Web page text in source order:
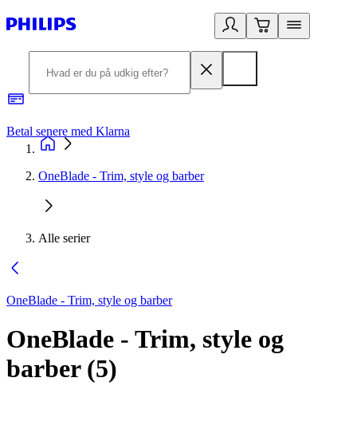
Betal senere med Klarna
OneBlade - Trim, style og barber
Alle serier
OneBlade - Trim, style og barber
OneBlade - Trim, style og
barber(5)